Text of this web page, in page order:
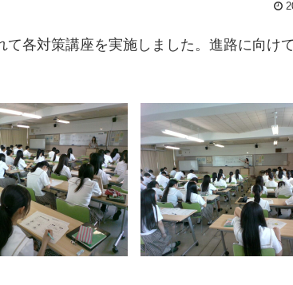
各対策講座を実施しました。進路に向け